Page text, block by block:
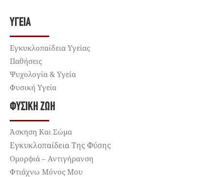
ΥΓΕΊΑ
Εγκυκλοπαίδεια Υγείας
Παθήσεις
Ψυχολογία & Υγεία
Φυσική Υγεία
ΦΥΣΙΚΉ ΖΩΉ
Άσκηση Και Σώμα
Εγκυκλοπαίδεια Της Φύσης
Ομορφιά – Αντιγήρανση
Φτιάχνω Μόνος Μου